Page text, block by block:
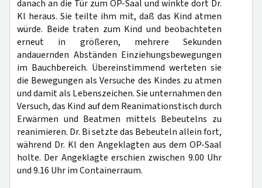
danach an die Tür zum OP-Saal und winkte dort Dr.
Kl heraus. Sie teilte ihm mit, daß das Kind atmen
würde. Beide traten zum Kind und beobachteten
erneut in größeren, mehrere Sekunden
andauernden Abständen Einziehungsbewegungen
im Bauchbereich. Übereinstimmend werteten sie
die Bewegungen als Versuche des Kindes zu atmen
und damit als Lebenszeichen. Sie unternahmen den
Versuch, das Kind auf dem Reanimationstisch durch
Erwärmen und Beatmen mittels Bebeutelns zu
reanimieren. Dr. Bi setzte das Bebeuteln allein fort,
während Dr. Kl den Angeklagten aus dem OP-Saal
holte. Der Angeklagte erschien zwischen 9.00 Uhr
und 9.16 Uhr im Containerraum.